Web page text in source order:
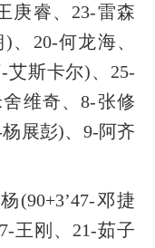
庚睿、23-雷森
、20-何龙海、
艾斯卡尔)、25-
维奇、8-张修
展彭)、9-阿齐
(90+3’47-邓捷
王刚、21-茹子